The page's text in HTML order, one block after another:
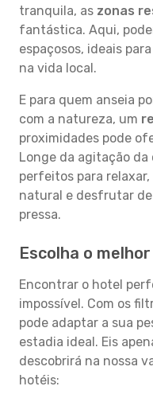
tranquila, as zonas
fantástica. Aqui,
espaçosos, ideais
na vida local.
E para quem anseia
com a natureza, um
proximidades pode
Longe da agitação da
perfeitos para
natural e desfrutar
pressa.
Escolha o
Encontrar o hotel
impossível. Com os
pode adaptar a sua
estadia ideal. Eis
descobrirá na nossa
hotéis: